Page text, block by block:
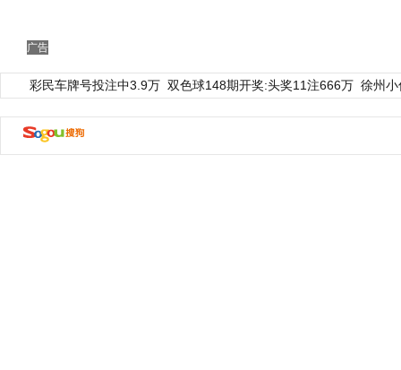
广告
彩民车牌号投注中3.9万 双色球148期开奖:头奖11注666万 徐州